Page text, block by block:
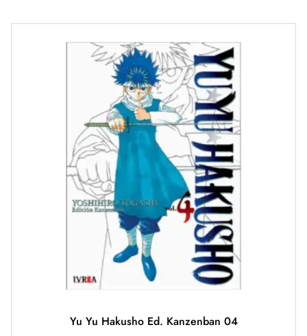
Yu Yu Hakusho Ed. Kanzenban 04